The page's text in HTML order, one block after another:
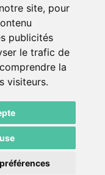
site, pour
publicités
le trafic de
la
visiteurs.